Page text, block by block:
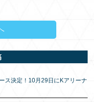
ス決定！10月29日にKアリーナ